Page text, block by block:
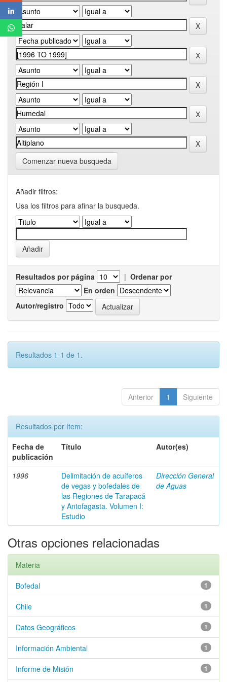
Comenzar nueva busqueda
Añadir filtros:
Usa los filtros para afinar la busqueda.
Resultados por página | Ordenar por
En orden
Autor/registro
Resultados 1-1 de 1.
Anterior 1 Siguiente
Resultados por ítem:
Fecha de
publicación
Título Autor(es)
1996
Delimitación de acuíferos
de vegas y bofedales de
las Regiones de Tarapacá
y Antofagasta. Volumen I:
Estudio
Dirección General
de Aguas
Otras opciones relacionadas
Materia
1
Bofedal
1
Chile
1
Datos Geográficos
1
Información Ambiental
1
Informe de Misión